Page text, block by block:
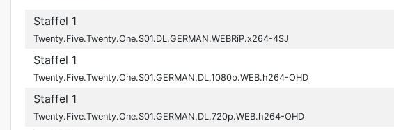
Staffel 1
Twenty.Five.Twenty.One.S01.DL.GERMAN.WEBRiP.x264-4SJ
Staffel 1
Twenty.Five.Twenty.One.S01.GERMAN.DL.1080p.WEB.h264-OHD
Staffel 1
Twenty.Five.Twenty.One.S01.GERMAN.DL.720p.WEB.h264-OHD